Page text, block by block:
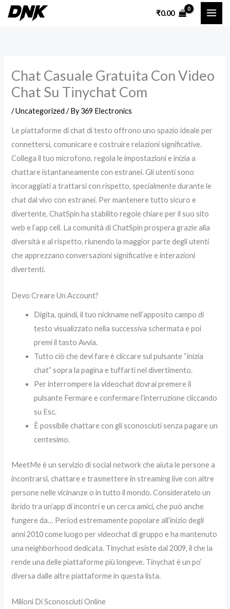
Skip
₹0.00
Chat Casuale Gratuita Con Video
Chat Su Tinychat Com
/Uncategorized / By369 Electronics
Le piattaforme di chat di testo offrono uno spazio ideale per
connettersi, comunicare e costruire relazioni significative.
Collega il tuo microfono, regola le impostazioni e inizia a
chattare istantaneamente con estranei. Gli utenti sono
incoraggiati a trattarsi con rispetto, specialmente durante le
chat dal vivo con estranei. Per mantenere tutto sicuro e
divertente, ChatSpin ha stabilito regole chiare per il suo sito
web e l’app cell. La comunità di ChatSpin prospera grazie alla
diversità e al rispetto, riunendo la maggior parte degli utenti
che apprezzano conversazioni significative e interazioni
divertenti.
Devo Creare Un Account?
Digita, quindi, il tuo nickname nell’apposito campo di
testo visualizzato nella successiva schermata e poi
premi il tasto Avvia.
Tutto ciò che devi fare è cliccare sul pulsante “inizia
chat” sopra la pagina e tuffarti nel divertimento.
Per interrompere la videochat dovrai premere il
pulsante Fermare e confermare l’interruzione cliccando
su Esc.
È possibile chattare con gli sconosciuti senza pagare un
centesimo.
MeetMe è un servizio di social network che aiuta le persone a
incontrarsi, chattare e trasmettere in streaming live con altre
persone nelle vicinanze o in tutto il mondo. Consideratelo un
ibrido tra un’app di incontri e un cerca amici, che può anche
fungere da… Period estremamente popolare all’inizio degli
anni 2010 come luogo per videochat di gruppo e ha mantenuto
una neighborhood dedicata. Tinychat esiste dal 2009, il che la
rende una delle piattaforme più longeve. Tinychat è un po’
diversa dalle altre piattaforme in questa lista.
Milioni Di Sconosciuti Online